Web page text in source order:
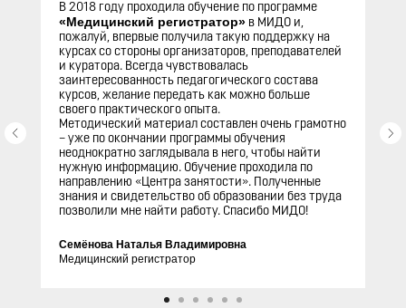
В 2018 году проходила обучение по программе
«Медицинский регистратор» в МИДО и,
пожалуй, впервые получила такую поддержку на
курсах со стороны организаторов, преподавателей
и куратора. Всегда чувствовалась
заинтересованность педагогического состава
курсов, желание передать как можно больше
своего практического опыта.
Методический материал составлен очень грамотно
– уже по окончании программы обучения
неоднократно заглядывала в него, чтобы найти
нужную информацию. Обучение проходила по
направлению «Центра занятости». Полученные
знания и свидетельство об образовании без труда
позволили мне найти работу. Спасибо МИДО!
Семёнова Наталья Владимировна
Медицинский регистратор